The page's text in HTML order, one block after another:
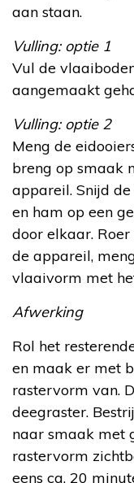
aan staan.
Vulling: optie 1
Vul de
aangemaakt
Vulling: optie 2
Meng de
breng op smaak
appareil. Snijd
en ham op een
door elkaar.
de appareil,
vlaaivorm met
Afwerking
Rol het
en maak er met
rastervorm van.
deegraster.
naar smaak met
rastervorm
eens ca. 20